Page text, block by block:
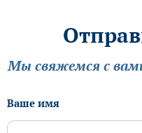
Мы свяжемся с
Ваше имя